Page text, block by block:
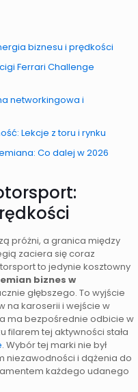
biznesu i prędkości
Ferrari Challenge
networkingowa i
Lekcje z toru i rynku
Co dalej w 2026
próżni, a granica między
zaciera się coraz
to jedynie kosztowny
biznes w
głębszego. To wyjście
na karoserii i wejście w
ma bezpośrednie odbicie w
filarem tej aktywności stała
. Wybór tej marki nie był
niezawodności i dążenia do
każdego udanego